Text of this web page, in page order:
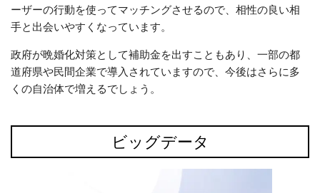
ーザーの行動を使ってマッチングさせるので、相性の良い相
手と出会いやすくなっています。
政府が晩婚化対策として補助金を出すこともあり、一部の都
道府県や民間企業で導入されていますので、今後はさらに多
くの自治体で増えるでしょう。
ビッグデータ